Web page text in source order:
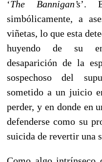
‘The Bannigan’s’.
simbólicamente, a
viñetas, lo que esta
huyendo de su
desaparición de la
sospechoso del
sometido a un juicio
perder, y en donde en
defenderse como su
suicida de revertir una